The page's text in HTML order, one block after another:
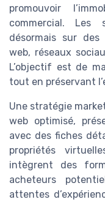
promouvoir
commercial. Les
désormais sur des
web, réseaux
L’objectif est de
tout en préservant
Une stratégie
web optimisé,
avec des fiches
propriétés
intègrent des
acheteurs
attentes